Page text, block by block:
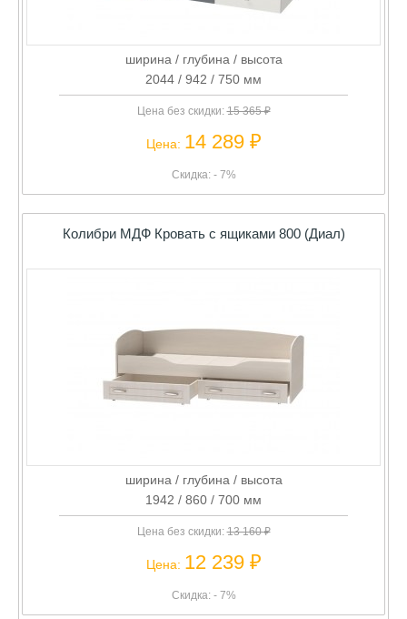
ширина / глубина / высота
2044 / 942 / 750 мм
Цена без скидки:15 365 ₽
Цена: 14 289 ₽
Скидка: - 7%
Колибри МДФ Кровать с ящиками 800 (Диал)
ширина / глубина / высота
1942 / 860 / 700 мм
Цена без скидки:13 160 ₽
Цена: 12 239 ₽
Скидка: - 7%